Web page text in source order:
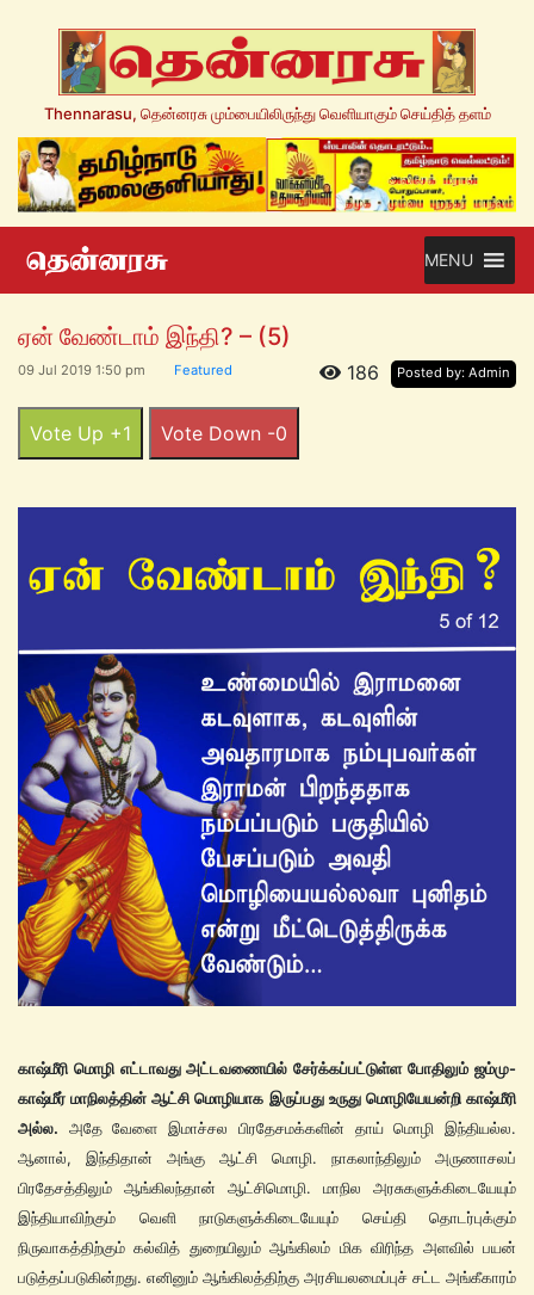
Thennarasu, தென்னரசு மும்பையிலிருந்து வெளியாகும் செய்தித் தளம்
MENU
ஏன் வேண்டாம் இந்தி? – (5)
09 Jul 2019 1:50 pm Featured Posted by: Admin
186
Vote Up +1 Vote Down -0
காஷ்மீரி மொழி எட்டாவது அட்டவணையில் சேர்க்கப்பட்டுள்ள போதிலும் ஜம்மு-
காஷ்மீர் மாநிலத்தின் ஆட்சி மொழியாக இருப்பது உருது மொழியேயன்றி காஷ்மீரி
அல்ல. அதே வேளை இமாச்சல பிரதேசமக்களின் தாய் மொழி இந்தியல்ல.
ஆனால், இந்திதான் அங்கு ஆட்சி மொழி. நாகலாந்திலும் அருணாசலப்
பிரதேசத்திலும் ஆங்கிலந்தான் ஆட்சிமொழி. மாநில அரசுகளுக்கிடையேயும்
இந்தியாவிற்கும் வெளி நாடுகளுக்கிடையேயும் செய்தி தொடர்புக்கும்
நிருவாகத்திற்கும் கல்வித் துறையிலும் ஆங்கிலம் மிக விரிந்த அளவில் பயன்
படுத்தப்படுகின்றது. எனினும் ஆங்கிலத்திற்கு அரசியலமைப்புச் சட்ட அங்கீகாரம்